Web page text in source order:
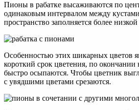
Пионы в рабатке высаживаются по
одинаковым интервалом между
пространство заполняется более
Особенностью этих шикарных цветов
короткий срок цветения, по окончании
быстро осыпаются. Чтобы цветник
с увядшими цветами срезаются.